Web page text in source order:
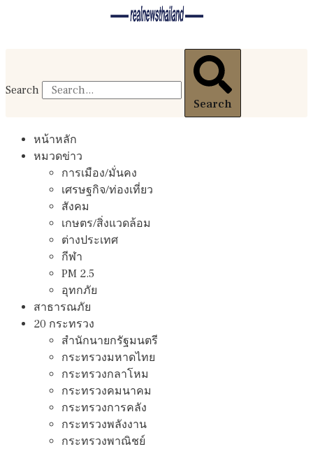
Search
Search
หน้าหลัก
หมวดข่าว
การเมือง/มั่นคง
เศรษฐกิจ/ท่องเที่ยว
สังคม
เกษตร/สิ่งแวดล้อม
ต่างประเทศ
กีฬา
PM 2.5
อุทกภัย
สาธารณภัย
20 กระทรวง
สํานักนายกรัฐมนตรี
กระทรวงมหาดไทย
กระทรวงกลาโหม
กระทรวงคมนาคม
กระทรวงการคลัง
กระทรวงพลังงาน
กระทรวงพาณิชย์